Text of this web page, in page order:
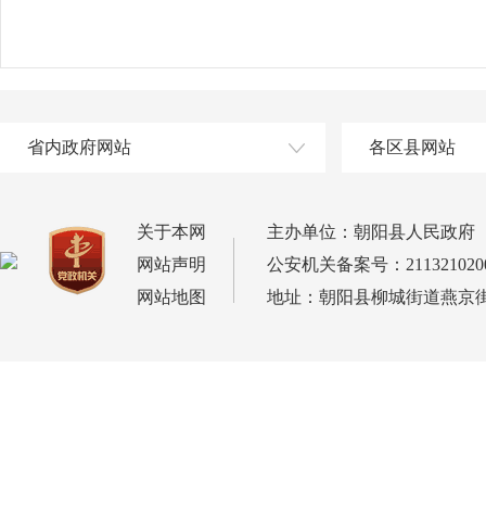
省内政府网站 各区县网站
关于本网
网站声明
网站地图
主办单位：朝阳县人民政府
公安机关备案号：
地址：朝阳县柳城街道燕京